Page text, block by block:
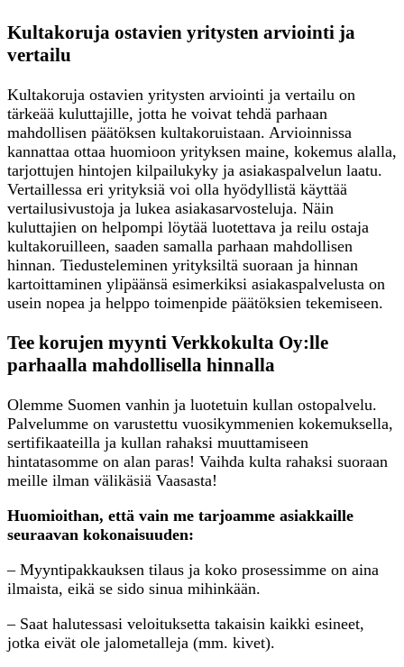
Kultakoruja ostavien yritysten arviointi ja
vertailu
Kultakoruja ostavien yritysten arviointi ja vertailu on
tärkeää kuluttajille, jotta he voivat tehdä parhaan
mahdollisen päätöksen kultakoruistaan. Arvioinnissa
kannattaa ottaa huomioon yrityksen maine, kokemus alalla,
tarjottujen hintojen kilpailukyky ja asiakaspalvelun laatu.
Vertaillessa eri yrityksiä voi olla hyödyllistä käyttää
vertailusivustoja ja lukea asiakasarvosteluja. Näin
kuluttajien on helpompi löytää luotettava ja reilu ostaja
kultakoruilleen, saaden samalla parhaan mahdollisen
hinnan. Tiedusteleminen yrityksiltä suoraan ja hinnan
kartoittaminen ylipäänsä esimerkiksi asiakaspalvelusta on
usein nopea ja helppo toimenpide päätöksien tekemiseen.
Tee korujen myynti Verkkokulta Oy:lle
parhaalla mahdollisella hinnalla
Olemme Suomen vanhin ja luotetuin kullan ostopalvelu.
Palvelumme on varustettu vuosikymmenien kokemuksella,
sertifikaateilla ja kullan rahaksi muuttamiseen
hintatasomme on alan paras! Vaihda kulta rahaksi suoraan
meille ilman välikäsiä Vaasasta!
Huomioithan, että vain me tarjoamme asiakkaille
seuraavan kokonaisuuden:
– Myyntipakkauksen tilaus ja koko prosessimme on aina
ilmaista, eikä se sido sinua mihinkään.
– Saat halutessasi veloituksetta takaisin kaikki esineet,
jotka eivät ole jalometalleja (mm. kivet).